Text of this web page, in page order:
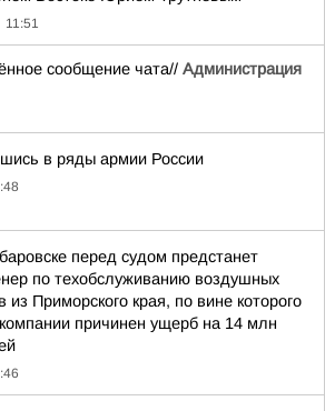
11:51
сообщение чата// Администрация
в ряды армии России
перед судом предстанет
по техобслуживанию воздушных
из Приморского края, по вине которого
причинен ущерб на 14 млн